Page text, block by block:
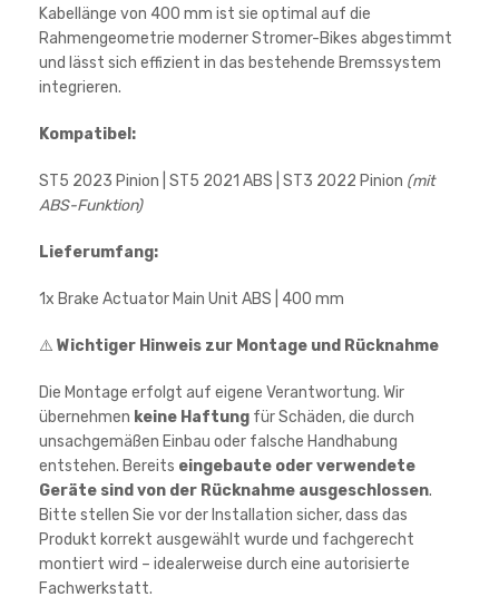
Kabellänge von 400 mm ist sie optimal auf die
Rahmengeometrie moderner Stromer-Bikes abgestimmt
und lässt sich effizient in das bestehende Bremssystem
integrieren.
Kompatibel:
ST5 2023 Pinion | ST5 2021 ABS | ST3 2022 Pinion (mit
ABS-Funktion)
Lieferumfang:
1x Brake Actuator Main Unit ABS | 400 mm
⚠️ Wichtiger Hinweis zur Montage und Rücknahme
Die Montage erfolgt auf eigene Verantwortung. Wir
übernehmen keine Haftung für Schäden, die durch
unsachgemäßen Einbau oder falsche Handhabung
entstehen. Bereits eingebaute oder verwendete
Geräte sind von der Rücknahme ausgeschlossen.
Bitte stellen Sie vor der Installation sicher, dass das
Produkt korrekt ausgewählt wurde und fachgerecht
montiert wird – idealerweise durch eine autorisierte
Fachwerkstatt.